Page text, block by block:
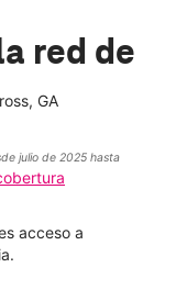
red de
GA
julio de 2025 hasta
acceso a